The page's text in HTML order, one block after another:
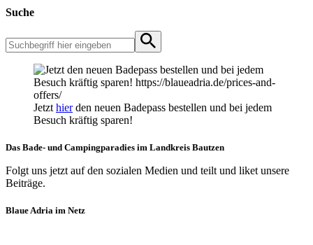
Suche
Jetzt hierden neuen Badepass bestellen und bei jedem
Besuch kräftig sparen!
Das Bade- und Campingparadies im Landkreis Bautzen
Folgt uns jetzt auf den sozialen Medien und teilt und liket unsere
Beiträge.
Blaue Adria im Netz